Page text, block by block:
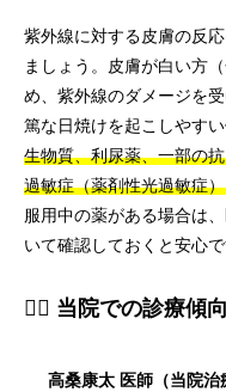
紫外線に対する皮膚の反
ましょう。皮膚が白い方
め、紫外線のダメージを
篤な日焼けを起こしやす
生物質、利尿薬、一部の
過敏症（薬剤性光過敏症
服用中の薬がある場合は
いて確認しておくと安心で
👨‍⚕️ 当院での診療傾
高桑康太 医師（当院治